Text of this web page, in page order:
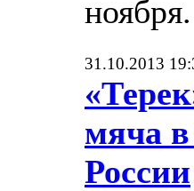
ноября.
31.10.2013
мяча
России